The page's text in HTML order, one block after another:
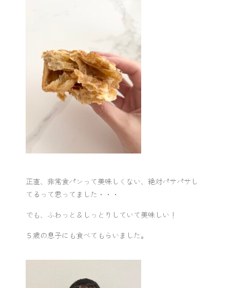
正直、非常食パンって美味しくない、絶対パサパサし
てるって思ってました・・・
でも、 ふわっと＆しっとり していて美味しい！
５歳の息子にも食べてもらいました。